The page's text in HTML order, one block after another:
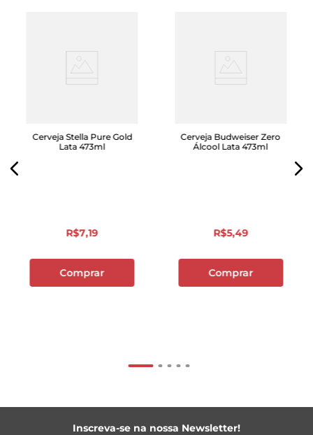
Cerveja Stella Pure Gold
Lata 473ml
R$7,19
Comprar
Cerveja Budweiser Zero
Álcool Lata 473ml
R$5,49
Comprar
Inscreva-se na nossa Newsletter!